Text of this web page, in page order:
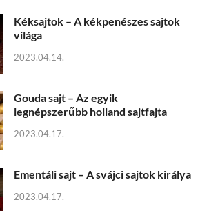
Kéksajtok – A kékpenészes sajtok
világa
2023.04.14.
Gouda sajt – Az egyik
legnépszerűbb holland sajtfajta
2023.04.17.
Ementáli sajt – A svájci sajtok királya
2023.04.17.